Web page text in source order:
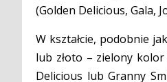
(Golden Delicious, Gala,
W kształcie, podobnie
lub złoto – zielony
Delicious lub Granny